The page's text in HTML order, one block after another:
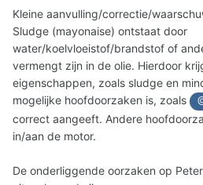
Kleine aanvulling/correctie/
Sludge (mayonaise) ontstaat door
water/koelvloeistof/brandstof of
vermengt zijn in de olie. Hierdoor
eigenschappen, zoals sludge en
mogelijke hoofdoorzaken is, zoals
correct aangeeft. Andere
in/aan de motor.
De onderliggende oorzaken op